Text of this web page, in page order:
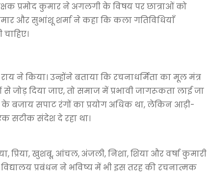
प्रमोद कुमार ने अगलगी के विषय पर छात्राओं को
और सुभांशू शर्मा ने कहा कि कला गतिविधियाँ
ने किया। उन्होंने बताया कि रचनाधर्मिता का मूल मंत्र
जोड़ दिया जाए, तो समाज में प्रभावी जागरूकता लाई जा
के बजाय सपाट रंगों का प्रयोग अधिक था, लेकिन आड़ी-
सटीक संदेश दे रहा था।
प्रिया, खुशबू, आंचल, अंजली, निशा, शिया और वर्षा कुमारी
प्रबंधन ने भविष्य में भी इस तरह की रचनात्मक